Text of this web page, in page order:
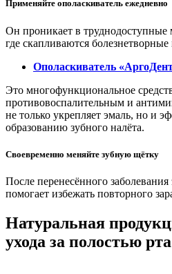
Применяйте ополаскиватель ежедневно
Он проникает в труднодоступные
где скапливаются
Ополаскиватель
Это многофункциональное
противовоспалительным и
не только укрепляет эмаль, но и
образованию зубного налёта.
Своевременно меняйте зубную щётку
После перенесённого
помогает избежать повторного
Натуральная
ухода за полостью рта